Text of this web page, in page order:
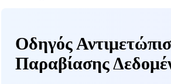
Οδηγός
Παραβίασης